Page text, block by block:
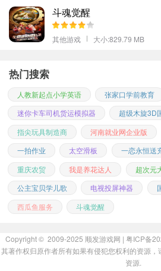
相比之下，《Cut the Rope》的画面更加
创新点：
"机器人爱翻滚"最大的亮点在于其可变
斗魂觉醒
其他游戏 大小:829.79 MB
热门搜索
人教新起点小学英语
张家口学前教育
迷你卡车司机货运模拟器
超级木旋3D
指尖玩具制造商
河南就业网企业版
一拍作业
太空滑板 一恋永恒送
重庆农贸
我是养花达人
超次元
公主宝贝学儿歌
电视投屏神器
西瓜鱼服务
斗魂觉醒
Copyright © 2009-2025 顺发游戏网 | 粤ICP备
其著作权归原作者所有如果有侵犯您权利的资源
资源.